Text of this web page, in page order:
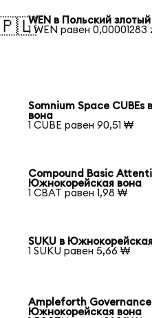
WEN в Польский злотый
1 WEN равен 0,00001283
Somnium Space
вона
1 CUBE равен 90,51 ₩
Compound Basic
Южнокорейская вона
1 CBAT равен 1,98 ₩
SUKU в
1 SUKU равен 5,66 ₩
Ampleforth Governance
Южнокорейская вона